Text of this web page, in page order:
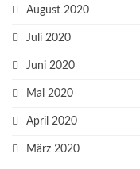
August 2020
Juli 2020
Juni 2020
Mai 2020
April 2020
März 2020